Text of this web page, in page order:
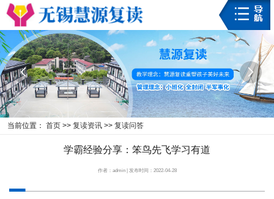
 
当前位置： 首页 >> 复读资讯 >> 复读问答
学霸经验分享：笨鸟先飞学习有道
作者：admin | 发布时间：2022-04-28